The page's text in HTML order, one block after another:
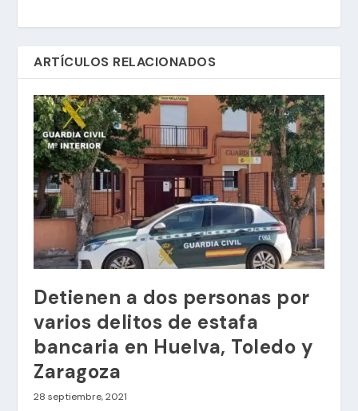
ARTÍCULOS RELACIONADOS
Detienen a dos personas por
varios delitos de estafa
bancaria en Huelva, Toledo y
Zaragoza
28 septiembre, 2021